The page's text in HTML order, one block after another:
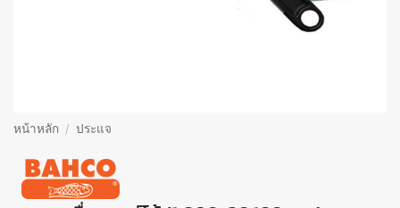
หน้าหลัก / ประแจ